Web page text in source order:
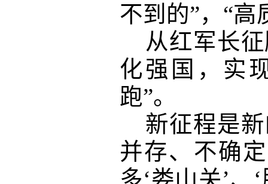
不到的”，“
从红军长
化强国，实
跑”。
新征程是
并存、不确